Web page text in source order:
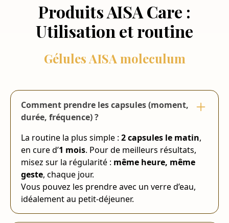
Produits AISA Care :
Utilisation et routine
Gélules AISA moleculum
Comment prendre les capsules (moment,
durée, fréquence) ?
La routine la plus simple : 2 capsules le matin,
en cure d’1 mois. Pour de meilleurs résultats,
misez sur la régularité : même heure, même
geste, chaque jour.
Vous pouvez les prendre avec un verre d’eau,
idéalement au petit-déjeuner.